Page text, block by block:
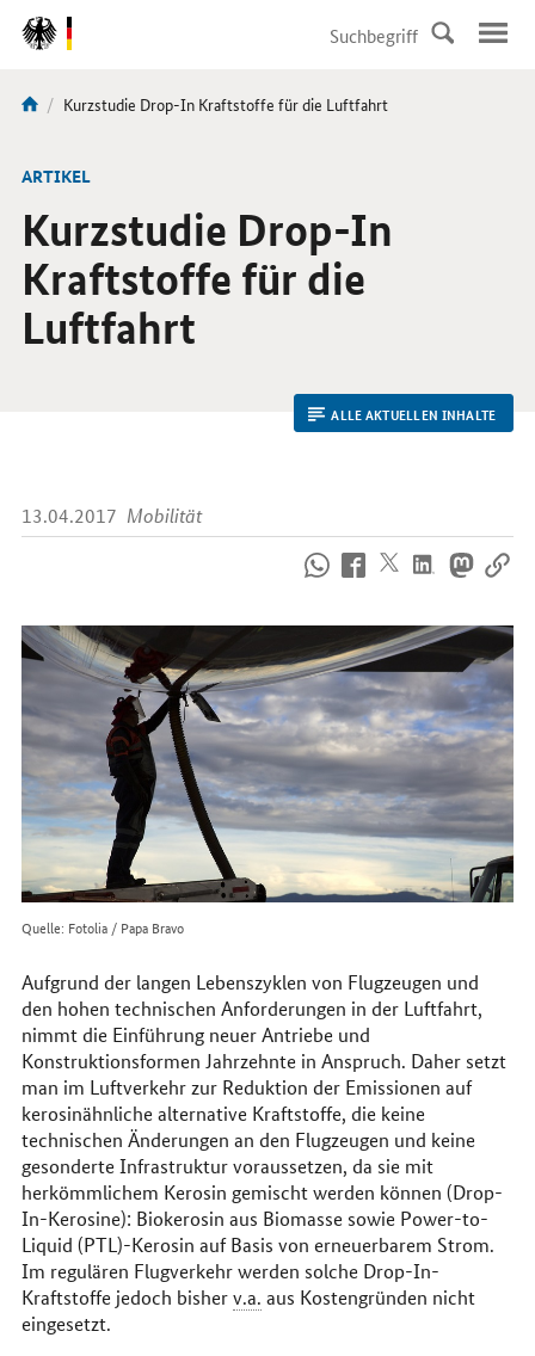
DirektZu:
Navigation
Sie
hier:
Aktuelle
Kurzstudie Drop-In Kraftstoffe für die Luftfahrt
ARTIKEL
Kurzstudie Drop-In
Kraftstoffe für die
Luftfahrt
ALLE AKTUELLEN INHALTE
13.04.2017 Mobilität
uns
im
Internet
Quelle: Fotolia / Papa Bravo
Aufgrund der langen Lebenszyklen von Flugzeugen und
den hohen technischen Anforderungen in der Luftfahrt,
nimmt die Einführung neuer Antriebe und
Konstruktionsformen Jahrzehnte in Anspruch. Daher setzt
man im Luftverkehr zur Reduktion der Emissionen auf
kerosinähnliche alternative Kraftstoffe, die keine
technischen Änderungen an den Flugzeugen und keine
gesonderte Infrastruktur voraussetzen, da sie mit
herkömmlichem Kerosin gemischt werden können (Drop-
In-Kerosine): Biokerosin aus Biomasse sowie Power-to-
Liquid (PTL)-Kerosin auf Basis von erneuerbarem Strom.
Im regulären Flugverkehr werden solche Drop-In-
Kraftstoffe jedoch bisherv.a. aus Kostengründen nicht
eingesetzt.